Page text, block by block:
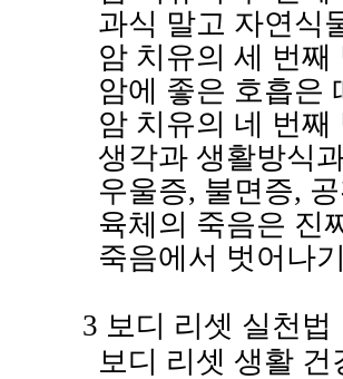
과식 말고 자연식
암 치유의 세 번째
암에 좋은 호흡은
암 치유의 네 번째
생각과 생활방식
우울증, 불면증,
육체의 죽음은 진
죽음에서 벗어나
3 보디 리셋 실천법
보디 리셋 생활 건